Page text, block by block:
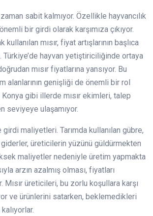
sabit kalmıyor. Özellikle hayvancılık
bir girdi olarak karşımıza çıkıyor.
mısır, fiyat artışlarının başlıca
hayvan yetiştiriciliğinde ortaya
mısır fiyatlarına yansıyor. Bu
alanlarının genişliği de önemli bir rol
gibi illerde mısır ekimleri, talep
seviyeye ulaşamıyor.
maliyetleri. Tarımda kullanılan gübre,
üreticilerin yüzünü güldürmekten
maliyetler nedeniyle üretim yapmakta
arzın azalmış olması, fiyatları
üreticileri, bu zorlu koşullara karşı
ve ürünlerini satarken, beklemedikleri